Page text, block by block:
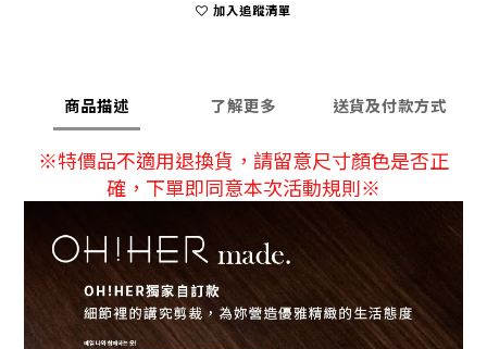
加入追蹤清單
商品描述 了解更多 送貨及付款方式
※特價品不適用退換貨，請留意尺寸顏色是否正
確，下單即同意本次活動規則※